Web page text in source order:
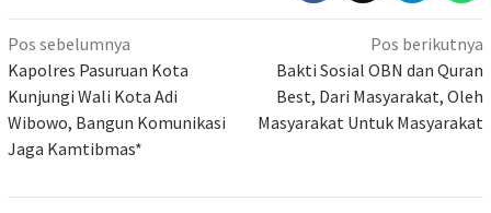
Navigasi
pos
Pos sebelumnya
Kapolres Pasuruan Kota
Kunjungi Wali Kota Adi
Wibowo, Bangun Komunikasi
Jaga Kamtibmas*
Pos berikutnya
Bakti Sosial OBN dan Quran
Best, Dari Masyarakat, Oleh
Masyarakat Untuk Masyarakat